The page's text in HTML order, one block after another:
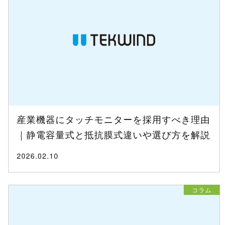
産業機器にタッチモニターを採用すべき理由
｜静電容量式と抵抗膜式違いや選び方を解説
2026.02.10
コラム